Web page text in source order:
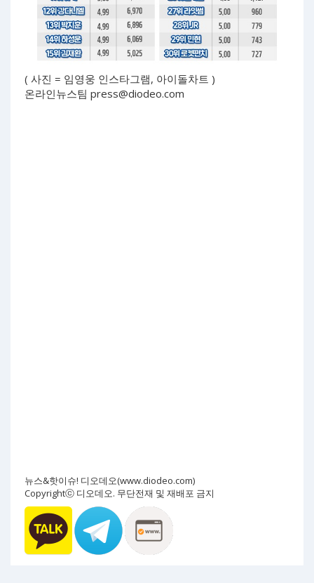
( 사진 = 임영웅 인스타그램, 아이돌차트 )
온라인뉴스팀 press@diodeo.com
뉴스&핫이슈! 디오데오(www.diodeo.com)
Copyrightⓒ 디오데오. 무단전재 및 재배포 금지